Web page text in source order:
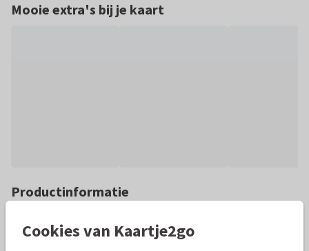
Mooie extra's bij je kaart
Productinformatie
steun en motivatie. Met kampioensbeker.
Cookies van Kaartje2go